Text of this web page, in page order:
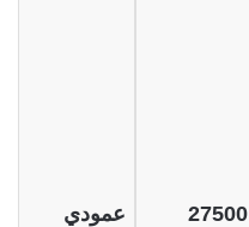
27500 عمودي